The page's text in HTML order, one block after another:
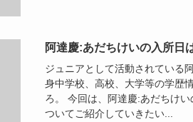
阿達慶:あだちけいの入所日
ジュニアとして活動されている
身中学校、高校、大学等の学歴
ろ。 今回は、阿達慶:あだちけ
ついてご紹介していきたい...